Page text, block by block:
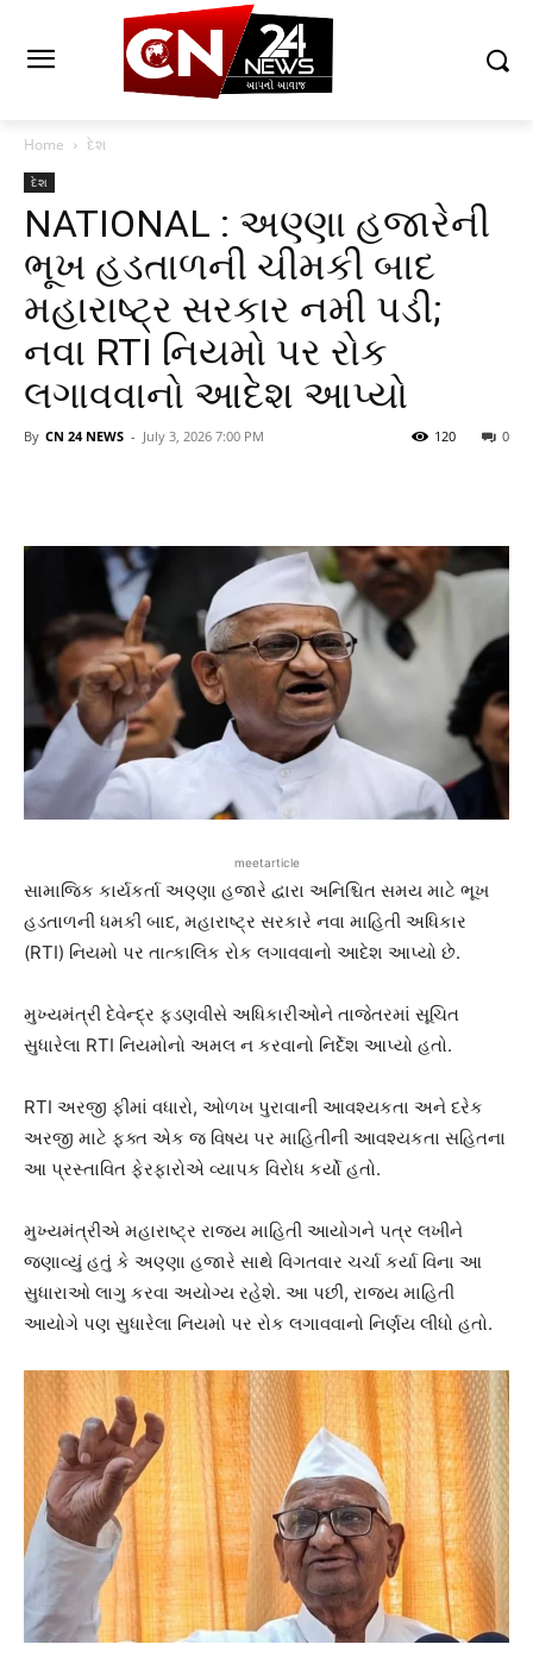
Home દેશ
દેશ
NATIONAL : અણ્ણા હજારેની
ભૂખ હડતાળની ચીમકી બાદ
મહારાષ્ટ્ર સરકાર નમી પડી;
નવા RTI નિયમો પર રોક
લગાવવાનો આદેશ આપ્યો
By CN 24 NEWS - July 3, 2026 7:00 PM 0
120
meetarticle
સામાજિક કાર્યકર્તા અણ્ણા હજારે દ્વારા અનિશ્ચિત સમય માટે ભૂખ
હડતાળની ધમકી બાદ, મહારાષ્ટ્ર સરકારે નવા માહિતી અધિકાર
(RTI) નિયમો પર તાત્કાલિક રોક લગાવવાનો આદેશ આપ્યો છે.
મુખ્યમંત્રી દેવેન્દ્ર ફડણવીસે અધિકારીઓને તાજેતરમાં સૂચિત
સુધારેલા RTI નિયમોનો અમલ ન કરવાનો નિર્દેશ આપ્યો હતો.
RTI અરજી ફીમાં વધારો, ઓળખ પુરાવાની આવશ્યકતા અને દરેક
અરજી માટે ફક્ત એક જ વિષય પર માહિતીની આવશ્યકતા સહિતના
આ પ્રસ્તાવિત ફેરફારોએ વ્યાપક વિરોધ કર્યો હતો.
મુખ્યમંત્રીએ મહારાષ્ટ્ર રાજ્ય માહિતી આયોગને પત્ર લખીને
જણાવ્યું હતું કે અણ્ણા હજારે સાથે વિગતવાર ચર્ચા કર્યા વિના આ
સુધારાઓ લાગુ કરવા અયોગ્ય રહેશે. આ પછી, રાજ્ય માહિતી
આયોગે પણ સુધારેલા નિયમો પર રોક લગાવવાનો નિર્ણય લીધો હતો.